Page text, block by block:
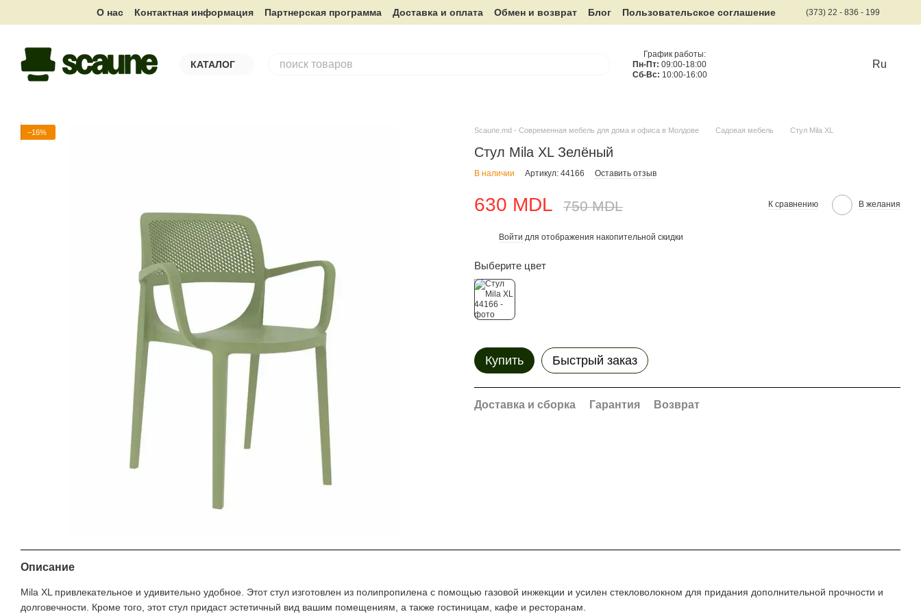
Перейти к основному контенту
О нас Контактная информация Партнерская программа Доставка и оплата Обмен и возврат Блог Пользовательское соглашение (373) 22 - 836 - 199
КАТАЛОГ
График работы:
Пн-Пт: 09:00-18:00
Сб-Вс: 10:00-16:00
Ru
−16% Scaune.md - Современная мебель для дома и офиса в Молдове Садовая мебель Стул Mila XL
Стул Mila XL Зелёный
В наличии Артикул: 44166 Оставить отзыв
630 MDL 750 MDL К сравнению В желания
Войти для отображения накопительной скидки
Выберите цвет
Купить Быстрый заказ
Доставка и сборка Гарантия Возврат
Описание
Mila XL привлекательное и удивительно удобное. Этот стул изготовлен из полипропилена с помощью газовой инжекции и усилен стекловолокном для придания дополнительной прочности и
долговечности. Кроме того, этот стул придаст эстетичный вид вашим помещениям, а также гостиницам, кафе и ресторанам.